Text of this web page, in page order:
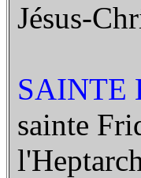
Jésus-
SAINTE
sainte